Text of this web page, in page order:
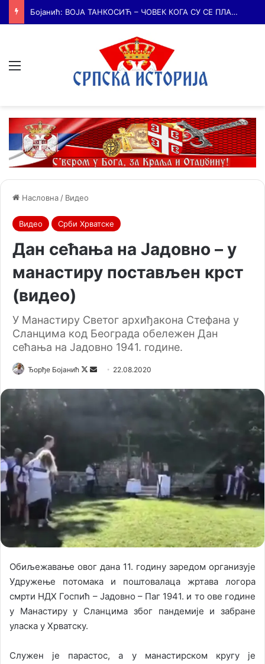
Насловна / Видео
Видео Срби Хрватске
Дан сећања на Јадовно – у
манастиру постављен крст
(видео)
У Манастиру Светог архиђакона Стефана у
Сланцима код Београда обележен Дан
сећања на Јадовно 1941. године.
Ђорђе Бојанић
F
n
X
m
a
i
l
22.08.2020
Обиљежавање овог дана 11. годину заредом организује
Удружење потомака и поштовалаца жртава логора
смрти НДХ Госпић – Јадовно – Паг 1941. и то ове године
у Манастиру у Сланцима због пандемије и забране
уласка у Хрватску.
Служен је парастос, а у манастирском кругу је